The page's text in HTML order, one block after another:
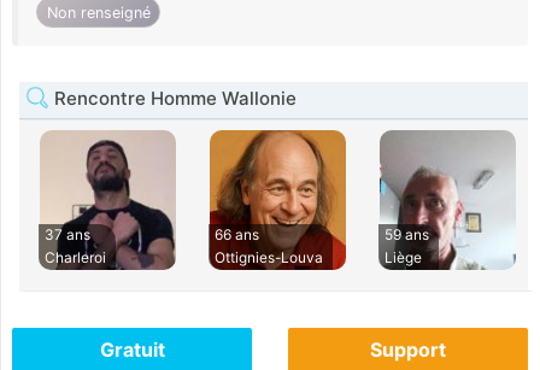
Non renseigné
Rencontre Homme Wallonie
37 ans
Charleroi
66 ans
Ottignies-Louva
59 ans
Liège
Gratuit Support